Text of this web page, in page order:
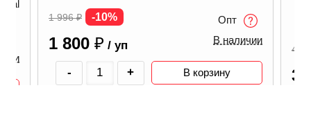
1 996₽ -10%
1 800 ₽ / уп
Опт
В наличии
- + В корзину
4
3